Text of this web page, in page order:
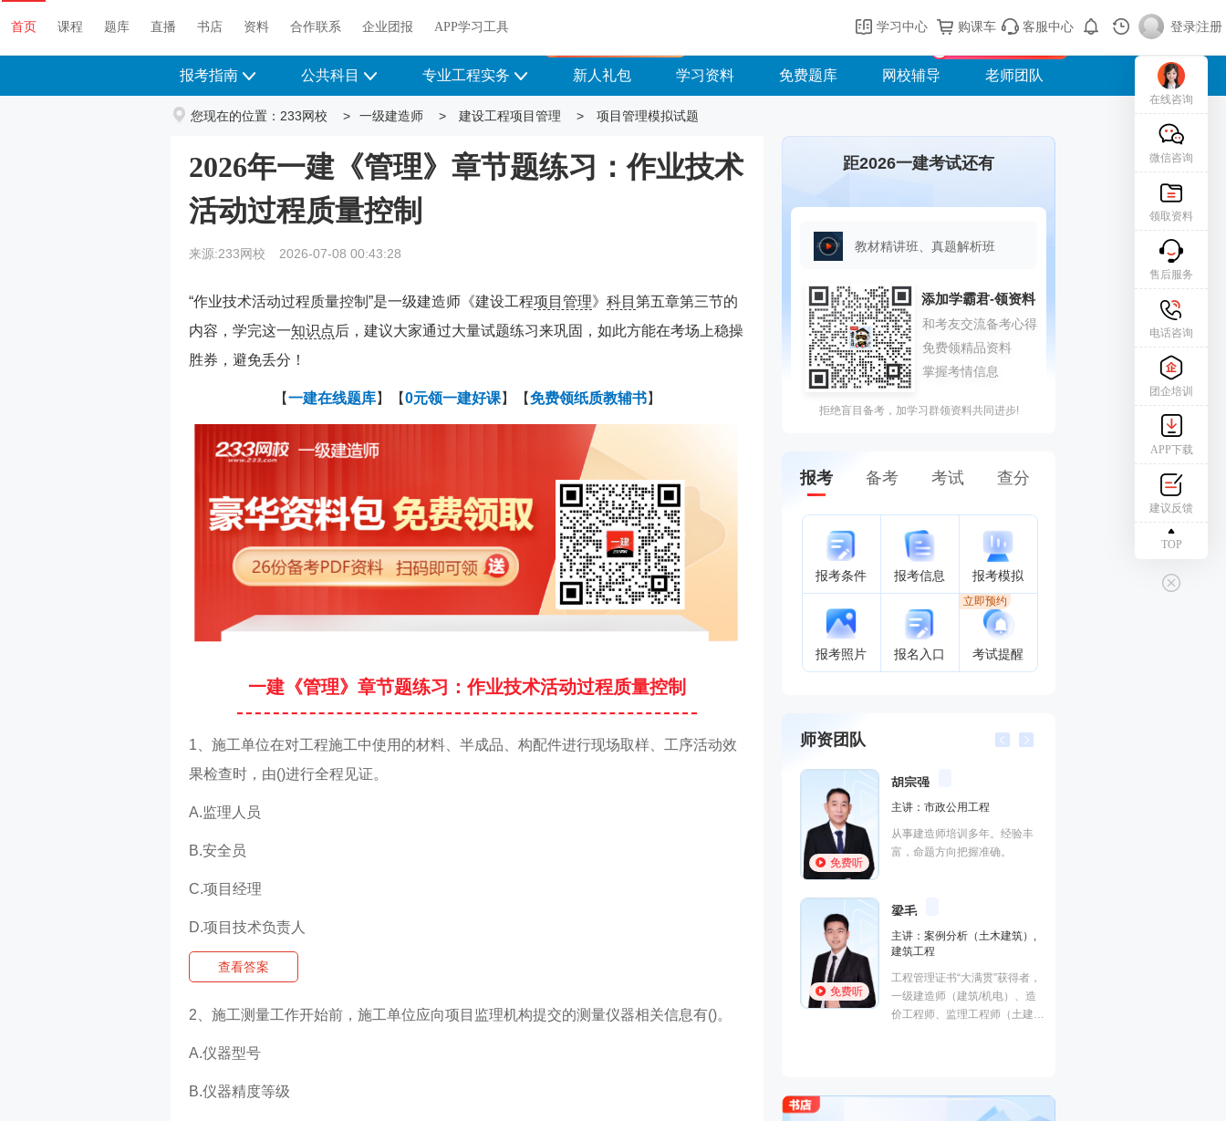
首页 课程 题库 直播 书店 资料 合作联系 企业团报 APP学习工具 学习中心 购课车 客服中心 登录|注册
首页 课程 题库 直播 书店 资料 关于我们 帮助中心 购课车 登录/注册
报考指南 公共科目 专业工程实务 新人礼包 学习资料 免费题库 网校辅导 老师团队
您现在的位置： 233网校 > 一级建造师 > 建设工程项目管理 > 项目管理模拟试题
2026年一建《管理》章节题练习：作业技术
活动过程质量控制
来源:233网校 2026-07-08 00:43:28
“作业技术活动过程质量控制”是一级建造师《建设工程项目管理》 科目 第五章第三节的
内容，学完这一知识点后，建议大家通过大量试题练习来巩固，如此方能在考场上稳操
胜券，避免丢分！
【一建在线题库】【0元领一建好课】【免费领纸质教辅书】
一建《管理》章节题练习：作业技术活动过程质量控制
1、施工单位在对工程施工中使用的材料、半成品、构配件进行现场取样、工序活动效
果检查时，由()进行全程见证。
A.监理人员
B.安全员
C.项目经理
D.项目技术负责人
查看答案
2、施工测量工作开始前，施工单位应向项目监理机构提交的测量仪器相关信息有()。
A.仪器型号
B.仪器精度等级
距2026一建考试还有
教材精讲班、真题解析班
拒绝盲目备考，加学习群领资料共同进步!
报考 备考 考试 查分
报考条件 报考信息 报考模拟
报考照片 报名入口 考试提醒
立即预约
师资团队
免费听
赵春晓
主讲：安全生产管理,建设工程
233网校一级建造师《项目管
流、211”高校副研究员、硕
师。
免费听
主讲：建设工程法规及相关知
全生产法律法规
管理学硕士，国家注册一级建造
在线咨询
微信咨询
领取资料
售后服务
电话咨询
团企培训
APP下载
建议反馈
TOP